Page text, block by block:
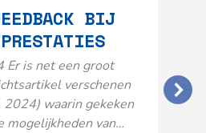
BIJ
is net een groot
verschenen
2024) waarin gekeken
mogelijkheden van…